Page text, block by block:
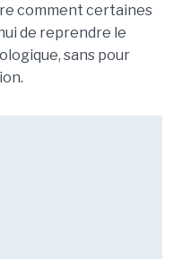
comment certaines
de reprendre le
sans pour